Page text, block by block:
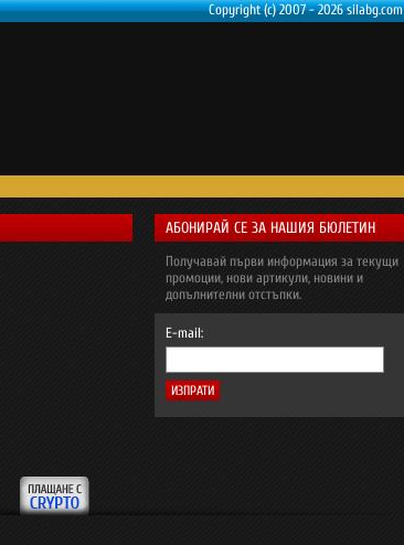
Copyright (c) 2007 - 2026 silabg.com
АБОНИРАЙ СЕ ЗА НАШИЯ БЮЛЕТИН
Получавай първи информация за текущи
промоции, нови артикули, новини и
допълнителни отстъпки.
E-mail: